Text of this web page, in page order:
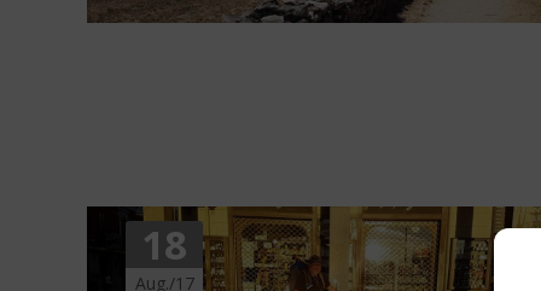
18
Aug./17